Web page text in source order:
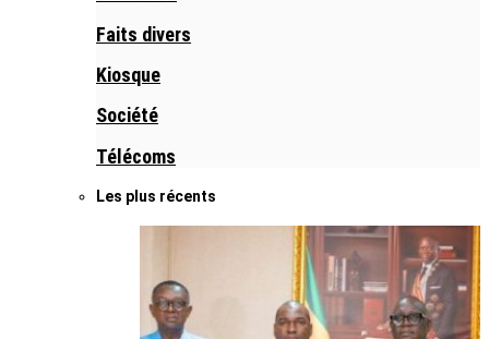
Faits divers
Kiosque
Société
Télécoms
Les plus récents